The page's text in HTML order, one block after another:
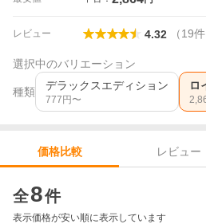
レビュー 4.32 （19件
選択中のバリエーション
種類 デラックスエディション
777 円〜
ロ
価格比較 レビュー
全8件
表示価格が安い順に表示しています